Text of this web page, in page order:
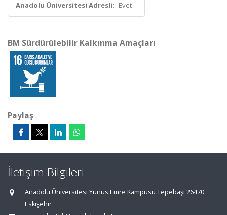
Anadolu Üniversitesi Adresli: Evet
BM Sürdürülebilir Kalkınma Amaçları
Paylaş
İletişim Bilgileri
Anadolu Üniversitesi Yunus Emre Kampüsü Tepebaşı 26470
Eskişehir